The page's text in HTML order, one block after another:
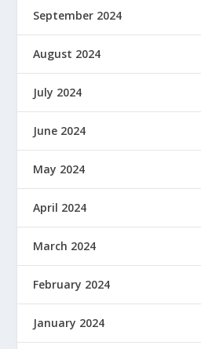
September 2024
August 2024
July 2024
June 2024
May 2024
April 2024
March 2024
February 2024
January 2024